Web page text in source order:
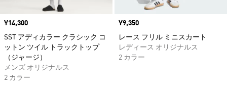
価格
¥14,300
SST アディカラー クラシック コ
ットン ツイル トラックトップ
（ジャージ）
メンズ オリジナルス
2 カラー
価格
¥9,350
レース フリル ミニスカート
レディース オリジナルス
2 カラー